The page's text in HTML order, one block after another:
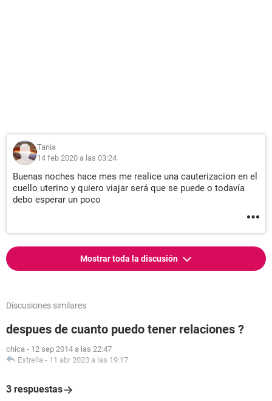
Tania
14 feb 2020 a las 03:24
Buenas noches hace mes me realice una cauterizacion en el
cuello uterino y quiero viajar será que se puede o todavía
debo esperar un poco
Mostrar toda la discusión
Discusiones similares
despues de cuanto puedo tener relaciones ?
chica - 12 sep 2014 a las 22:47
Estrella - 11 abr 2023 a las 19:17
3 respuestas